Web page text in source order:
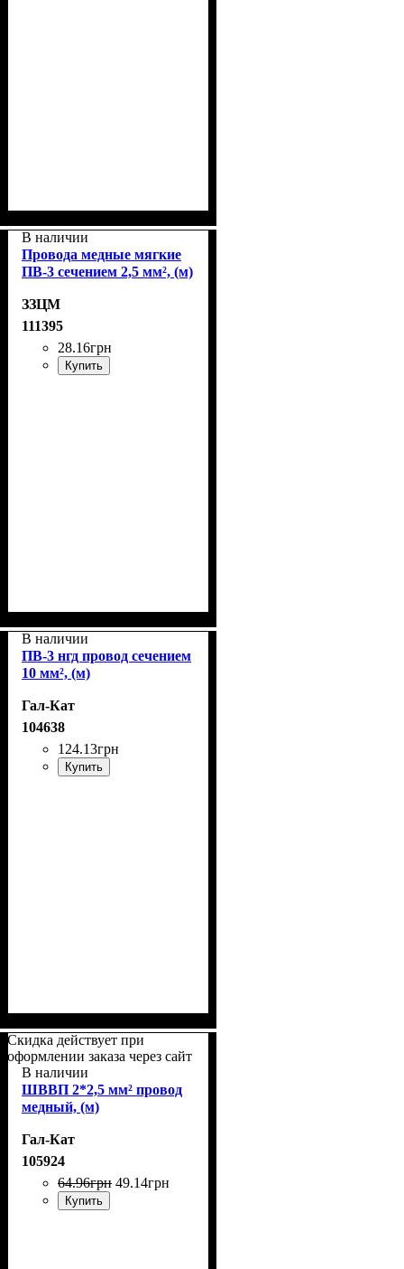
В наличии
Провода медные мягкие
ПВ-3 сечением 2,5 мм², (м)
ЗЗЦМ
111395
28.16грн
Купить
В наличии
ПВ-3 нгд провод сечением
10 мм², (м)
Гал-Кат
104638
124.13грн
Купить
Скидка действует при
оформлении заказа через сайт
В наличии
ШВВП 2*2,5 мм² провод
медный, (м)
Гал-Кат
105924
64.96грн 49.14грн
Купить